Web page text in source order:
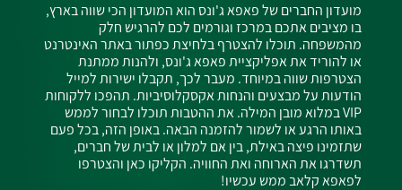
מועדון החברים של פאפא ג'ונס הוא המועדון הכי שווה בארץ,
בו מציבים אתכם במרכז וגורמים לכם להרגיש חלק
מהמשפחה. תוכלו להצטרף בלחיצת כפתור באתר האינטרנט
או להוריד את אפליקציית פאפא ג'ונס, ולהנות ממתנת
הצטרפות שווה במיוחד. מעבר לכך, תקבלו ישירות למייל
הודעות על מבצעים והנחות אקסקלוסיביות. תהפכו ללקוחות
VIP במלוא מובן המילה. את ההטבות תוכלו לבחור לממש
באותו הרגע או לשמור להזמנה הבאה. באופן הזה, בכל פעם
שתזמינו פיצה באילת, בין אם למלון או לבית של חברים,
תשדרגו את הארוחה ואת החוויה. הקליקו כאן והצטרפו
לפאפא קלאב ממש עכשיו!